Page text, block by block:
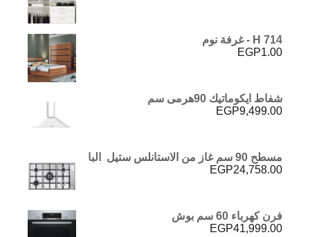
H 714 - غرفة نوم
EGP1.00
شفاط ايكوماتيك 90هرمى سم
EGP9,499.00
مسطح 90 سم غاز من الاستانلس ستيل البا
EGP24,758.00
فرن كهرباء 60 سم بوش
EGP41,999.00